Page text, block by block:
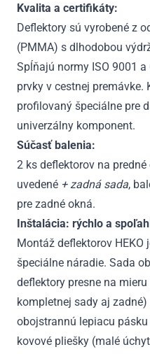
Kvalita a certifikáty:
Deflektory sú vyrobené z
(PMMA) s dlhodobou
Spĺňajú normy ISO 9001 a
prvky v cestnej premávke.
profilovaný špeciálne pre
univerzálny komponent.
Súčasť balenia:
2 ks deflektorov na
uvedené + zadná sada,
pre zadné okná.
Inštalácia: rýchlo a
Montáž deflektorov HEKO
špeciálne náradie. Sada
deflektory presne na
kompletnej sady aj zadné)
obojstrannú lepiacu
kovové pliešky (malé